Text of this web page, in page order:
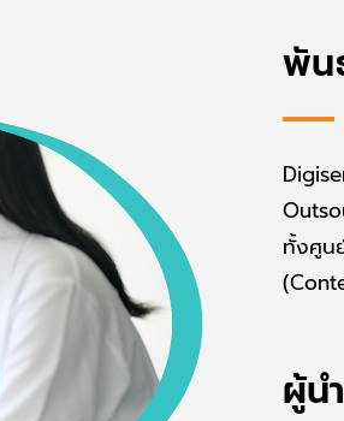
พัน
ทั้งศูน
ผู้น